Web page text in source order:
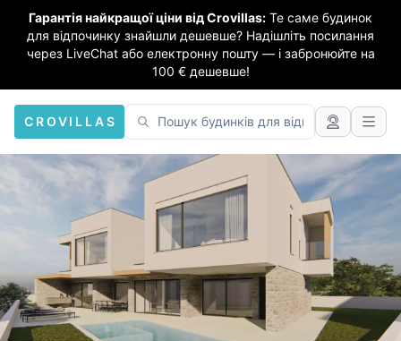
Гарантія найкращої ціни від Crovillas: Те саме будинок
для відпочинку знайшли дешевше? Надішліть посилання
через LiveChat або електронну пошту — і забронюйте на
100 € дешевше!
CROVILLAS